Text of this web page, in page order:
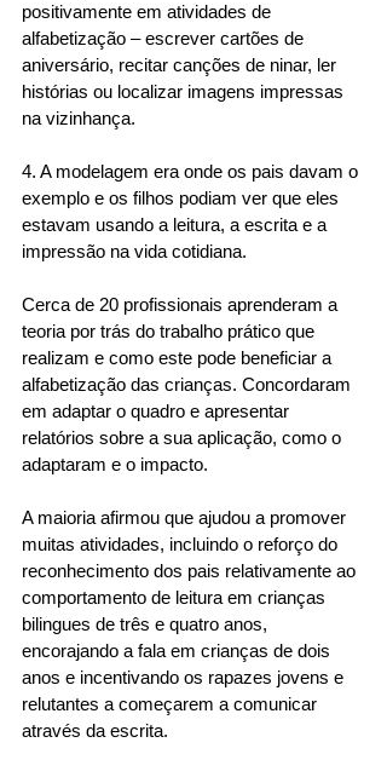
positivamente em atividades de
alfabetização – escrever cartões de
aniversário, recitar canções de ninar, ler
histórias ou localizar imagens impressas
na vizinhança.
4. A modelagem era onde os pais davam o
exemplo e os filhos podiam ver que eles
estavam usando a leitura, a escrita e a
impressão na vida cotidiana.
Cerca de 20 profissionais aprenderam a
teoria por trás do trabalho prático que
realizam e como este pode beneficiar a
alfabetização das crianças. Concordaram
em adaptar o quadro e apresentar
relatórios sobre a sua aplicação, como o
adaptaram e o impacto.
A maioria afirmou que ajudou a promover
muitas atividades, incluindo o reforço do
reconhecimento dos pais relativamente ao
comportamento de leitura em crianças
bilingues de três e quatro anos,
encorajando a fala em crianças de dois
anos e incentivando os rapazes jovens e
relutantes a começarem a comunicar
através da escrita.